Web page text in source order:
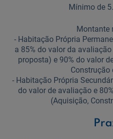
Mínimo de
Montante
- Habitação Própria
a 85% do valor da
proposta) e 90% do valor
Construção
- Habitação Própria
do valor de avaliação e
(Aquisição,